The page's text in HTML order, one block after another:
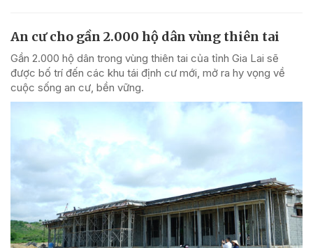
An cư cho gần 2.000 hộ dân vùng thiên tai
Gần 2.000 hộ dân trong vùng thiên tai của tỉnh Gia Lai sẽ
được bố trí đến các khu tái định cư mới, mở ra hy vọng về
cuộc sống an cư, bền vững.